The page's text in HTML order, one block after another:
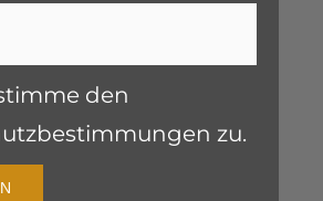
den
zu.